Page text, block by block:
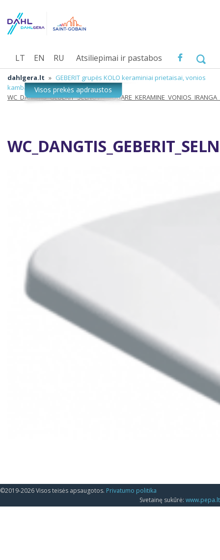
Atsiliepimai ir pastabos
LT EN RU
dahlgera.lt » GEBERIT grupės KOLO keraminiai prietaisai, vonios
kambario įranga »
©2019-2026 Visos teisės apsaugotos. Privatumo politika
Svetainę sukūrė: www.pepa.lt